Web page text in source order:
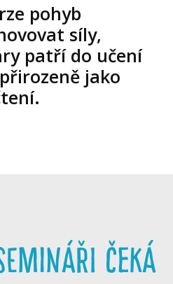
pohyb
síly,
patří do učení
jako
čeká